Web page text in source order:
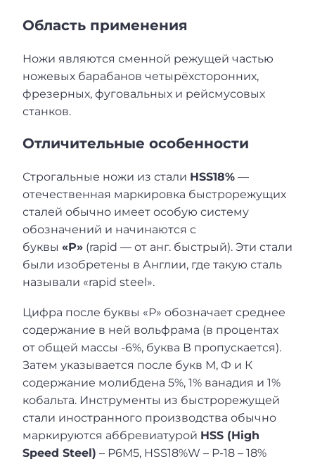
Область применения
Ножи являются сменной режущей частью
ножевых барабанов четырёхсторонних,
фрезерных, фуговальных и рейсмусовых
станков.
Отличительные особенности
Строгальные ножи из стали HSS18% —
отечественная маркировка быстрорежущих
сталей обычно имеет особую систему
обозначений и начинаются с
буквы «Р» (rapid — от анг. быстрый). Эти стали
были изобретены в Англии, где такую сталь
называли «rapid steel».
Цифра после буквы «Р» обозначает среднее
содержание в ней вольфрама (в процентах
от общей массы -6%, буква В пропускается).
Затем указывается после букв М, Ф и К
содержание молибдена 5%, 1% ванадия и 1%
кобальта. Инструменты из быстрорежущей
стали иностранного производства обычно
маркируются аббревиатурой HSS (High
Speed Steel) – Р6M5, HSS18%W – Р-18 – 18%